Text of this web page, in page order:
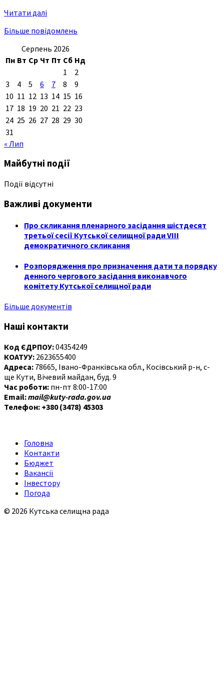
Читати далі
Більше повідомлень
Серпень 2026
Пн Вт Ср Чт Пт Сб Нд
1
2
3
4 5 6 7 8
9
10 11 12 13 14 15 16
17 18 19 20 21 22 23
24 25 26 27 28 29 30
31
« Лип
Майбутні події
Події відсутні
Важливі документи
Про скликання пленарного засідання шістдесят
третьої сесії Кутської селищної ради VIII
демократичного скликання
Розпорядження про призначення дати та порядку
денного чергового засідання виконавчого
комітету Кутської селищної ради
Більше документів
Наші контакти
Код ЄДРПОУ:04354249
КОАТУУ: 2623655400
Адреса: 78665, Івано-Франківська обл., Косівський р-н, с-
ще Кути, Вічевий майдан, буд. 9
Час роботи: пн-пт 8:00-17:00
Email:mail@kuty-rada.gov.ua
Телефон: +380 (3478) 45303
Головна
Контакти
Бюджет
Вакансії
Інвестору
Погода
© 2026 Кутська селищна рада